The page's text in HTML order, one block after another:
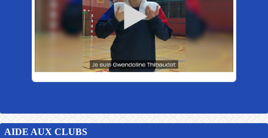
AIDE AUX CLUBS